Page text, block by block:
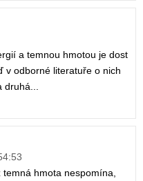
a temnou hmotou je dost
v odborné literatuře o nich
hmota nespomína,